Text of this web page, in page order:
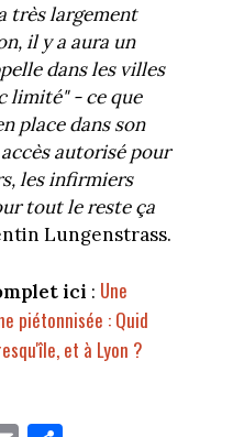
très largement
il y a aura un
dans les villes
limité" - ce que
place dans son
autorisé pour
les infirmiers
tout le reste ça
Lungenstrass.
ici : Une
piétonnisée : Quid
et à Lyon ?